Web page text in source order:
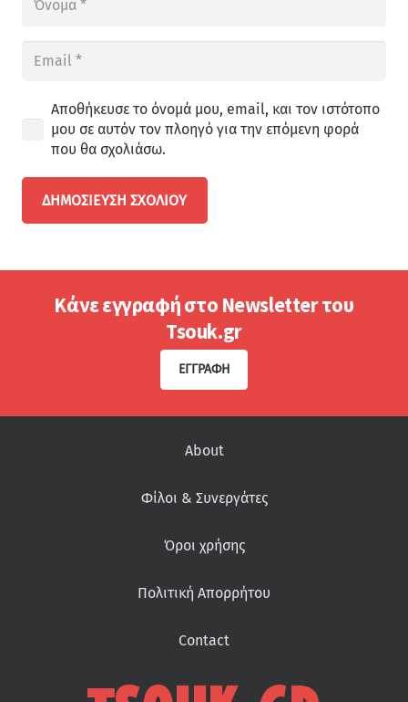
Αποθήκευσε το όνομά μου, email, και τον ιστότοπο
μου σε αυτόν τον πλοηγό για την επόμενη φορά
που θα σχολιάσω.
ΔΗΜΟΣΊΕΥΣΗ ΣΧΟΛΊΟΥ
Κάνε εγγραφή στο Newsletter του
Tsouk.gr
ΕΓΓΡΑΦΉ
About
Φίλοι & Συνεργάτες
Όροι χρήσης
Πολιτική Απορρήτου
Contact